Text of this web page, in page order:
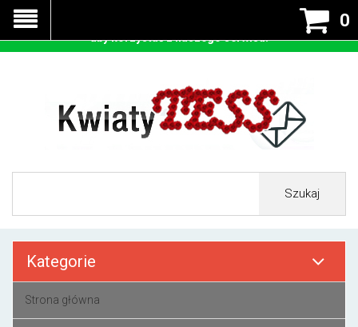
0
Szukaj
Kategorie
Strona główna
Nasza strona korzysta z cookies - czyli tzw ciastek w celu
prawidłowego działania. Zaakceptuj przyjmowanie cookies
aby korzystać z naszego serwisu.